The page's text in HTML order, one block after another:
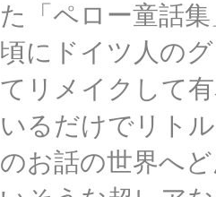
た「ペロー童話
頃にドイツ人の
てリメイクして
いるだけでリト
のお話の世界へ